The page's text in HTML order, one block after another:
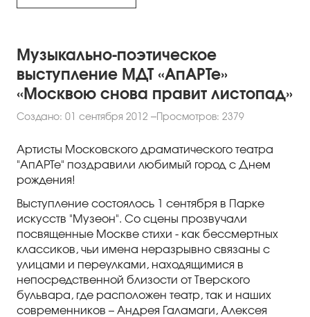
Музыкально-поэтическое
выступление МДТ «АпАРТе»
«Москвою снова правит листопад»
Создано: 01 сентября 2012 Просмотров: 2379
Артисты Московского драматического театра
"АпАРТе" поздравили любимый город с Днем
рождения!
Выступление состоялось 1 сентября в Парке
искусств "Музеон". Со сцены прозвучали
посвященные Москве стихи - как бессмертных
классиков, чьи имена неразрывно связаны с
улицами и переулками, находящимися в
непосредственной близости от Тверского
бульвара, где расположен театр, так и наших
современников – Андрея Галамаги, Алексея